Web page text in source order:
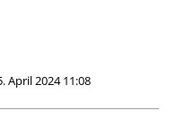
April 2024 11:08